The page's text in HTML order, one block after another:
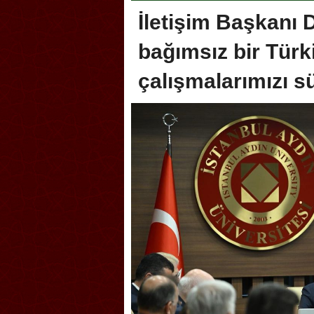
İletişim Başkanı
bağımsız bir
çalışmalarımızı
Şampiyonası’na ev